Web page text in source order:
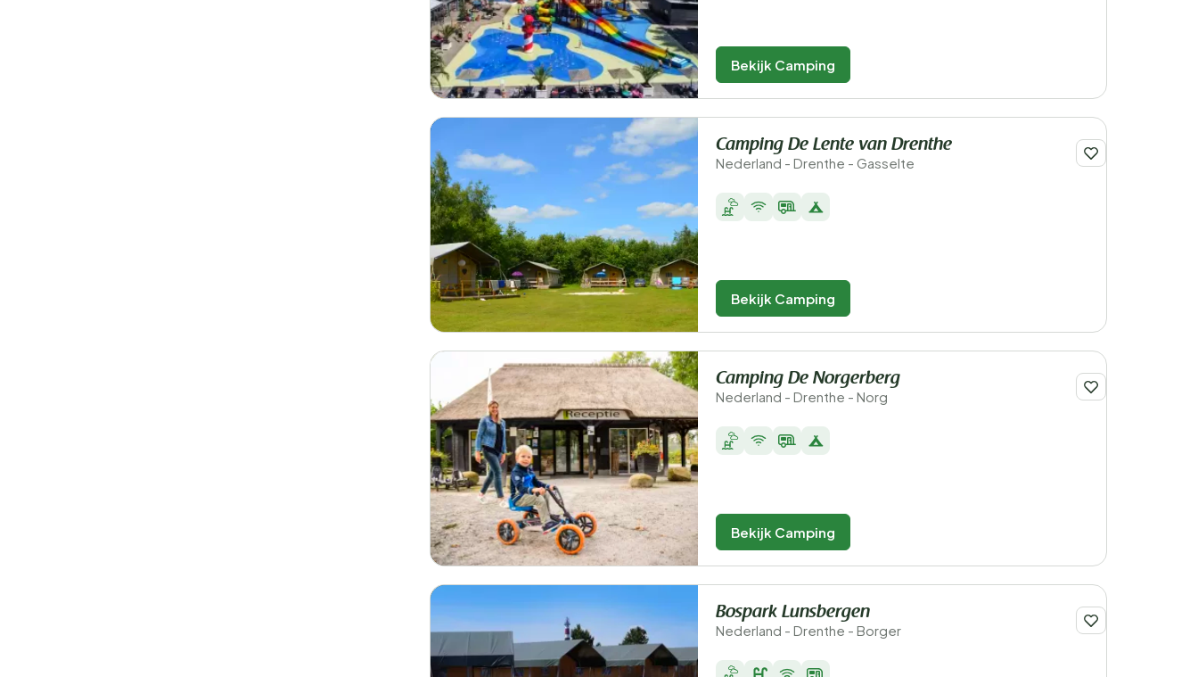
Bekijk Camping
Camping De Lente van Drenthe
Nederland - Drenthe - Gasselte
Bekijk Camping
Camping De Norgerberg
Nederland - Drenthe - Norg
Bekijk Camping
Bospark Lunsbergen
Nederland - Drenthe - Borger